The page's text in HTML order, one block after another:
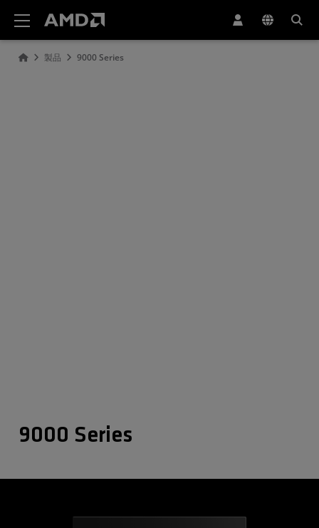
製品 9000 Series
9000 Series